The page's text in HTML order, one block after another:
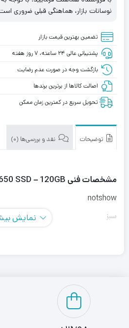
نوسانات بازار، هماهنگی قبلی ضروری
تضمین بهترین قیمت بازار
پشتیبانی عالی ۲۴ ساعته، ۷ روز هفته
بازگشت وجه در صورت عدم رضایت
اصالت کالاها از برترین برندها
تحویل سریع در کمترین زمان ممکن
توضیحات نقد و بررسی‌ها (0)
مشخصات فنی Adata SU650 SSD – 120GB
notshow
سبز
حداکثر میزان مقاومت در برابر شوک
نمایش